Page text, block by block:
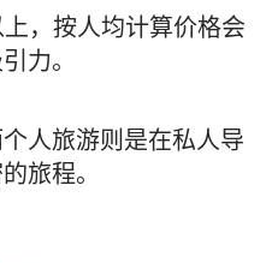
，按人均计算价格会
力。
人旅游则是在私人导
旅程。